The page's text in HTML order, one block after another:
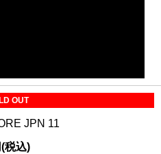
OUT
JPN 11
税込)